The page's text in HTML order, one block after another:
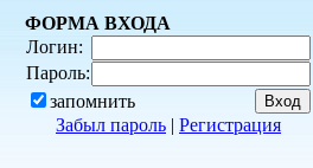
ФОРМА ВХОДА
Логин:
Пароль:
запомнить
Забыл пароль | Регистрация